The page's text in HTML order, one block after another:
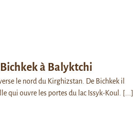
Bichkek à Balyktchi
le nord du Kirghizstan. De Bichkek il
qui ouvre les portes du lac Issyk-Koul.
[...]